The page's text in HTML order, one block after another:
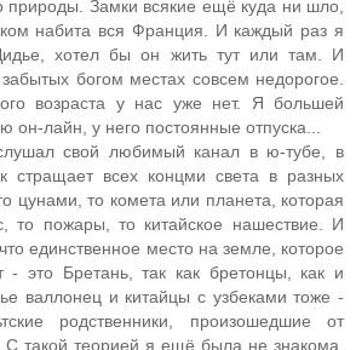
природы. Замки всякие ещё куда ни шло,
набита вся Франция. И каждый раз я
хотел бы он жить тут или там. И
богом местах совсем недорогое.
возраста у нас уже нет. Я большей
он-лайн, у него постоянные отпуска...
свой любимый канал в ю-тубе, в
стращает всех концми света в разных
цунами, то комета или планета, которая
то пожары, то китайское нашествие. И
единственное место на земле, которое
- это Бретань, так как бретонцы, как и
валлонец и китайцы с узбеками тоже -
родственники, произошедшие от
С такой теорией я ещё была не знакома,